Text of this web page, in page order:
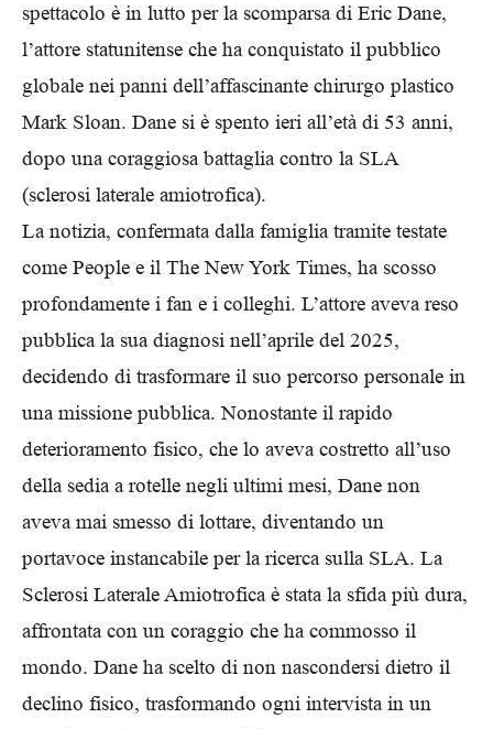
spettacolo è in lutto per la scomparsa di Eric Dane,
l’attore statunitense che ha conquistato il pubblico
globale nei panni dell’affascinante chirurgo plastico
Mark Sloan. Dane si è spento ieri all’età di 53 anni,
dopo una coraggiosa battaglia contro la SLA
(sclerosi laterale amiotrofica).
La notizia, confermata dalla famiglia tramite testate
come People e il The New York Times, ha scosso
profondamente i fan e i colleghi. L’attore aveva reso
pubblica la sua diagnosi nell’aprile del 2025,
decidendo di trasformare il suo percorso personale in
una missione pubblica. Nonostante il rapido
deterioramento fisico, che lo aveva costretto all’uso
della sedia a rotelle negli ultimi mesi, Dane non
aveva mai smesso di lottare, diventando un
portavoce instancabile per la ricerca sulla SLA. La
Sclerosi Laterale Amiotrofica è stata la sfida più dura,
affrontata con un coraggio che ha commosso il
mondo. Dane ha scelto di non nascondersi dietro il
declino fisico, trasformando ogni intervista in un